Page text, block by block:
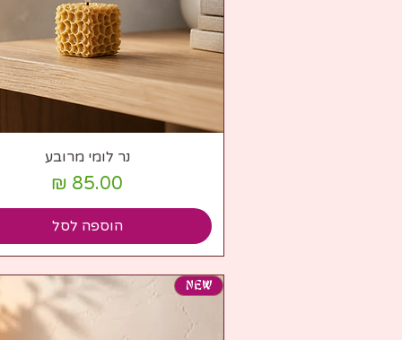
תצוגה מהירה
נר לומי מרובע
מחיר
הוספה לסל
NEW